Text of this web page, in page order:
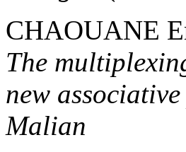
CHAOUANE
The
new
Malian